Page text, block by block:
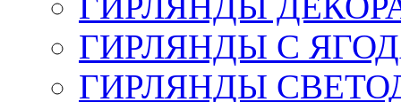
ГИРЛЯНДЫ С
ГИРЛЯНДЫ